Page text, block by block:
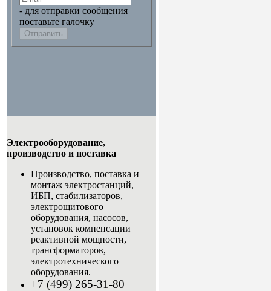
- для отправки сообщения
поставьте галочку
Отправить
Электрооборудование,
производство и поставка
Производство, поставка и
монтаж электростанций,
ИБП, стабилизаторов,
электрощитового
оборудования, насосов,
установок компенсации
реактивной мощности,
трансформаторов,
электротехнического
оборудования.
+7 (499) 265-31-80